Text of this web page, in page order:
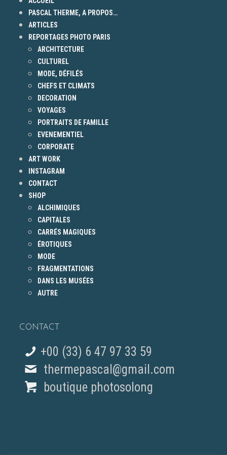
PASCAL THERME, A PROPOS…
ARTICLES
REPORTAGES PHOTO PARIS
ARCHITECTURE
CULTUREL
MODE, DÉFILÉS
CHEFS ET CLIMATS
DECORATION
VOYAGES
PORTRAITS DE FAMILLE
EVENEMENTIEL
CORPORATE
ART WORK
INSTAGRAM
CONTACT
SHOP
ALCHIMIQUES
CAPITALES
CARRÉS MAGIQUES
ÉROTIQUES
MODE
FRAGMENTATIONS
DANS LES MUSÉES
AUTRE
CONTACT
+00 (33) 6 47 97 33 59
thermepascal@gmail.com
boutique photosolong